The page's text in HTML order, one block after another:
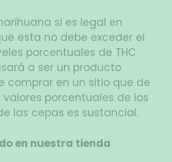
si es legal en
esta no debe exceder el
porcentuales de THC
a ser un producto
comprar en un sitio que de
porcentuales de los
las cepas es sustancial.
en nuestra tienda